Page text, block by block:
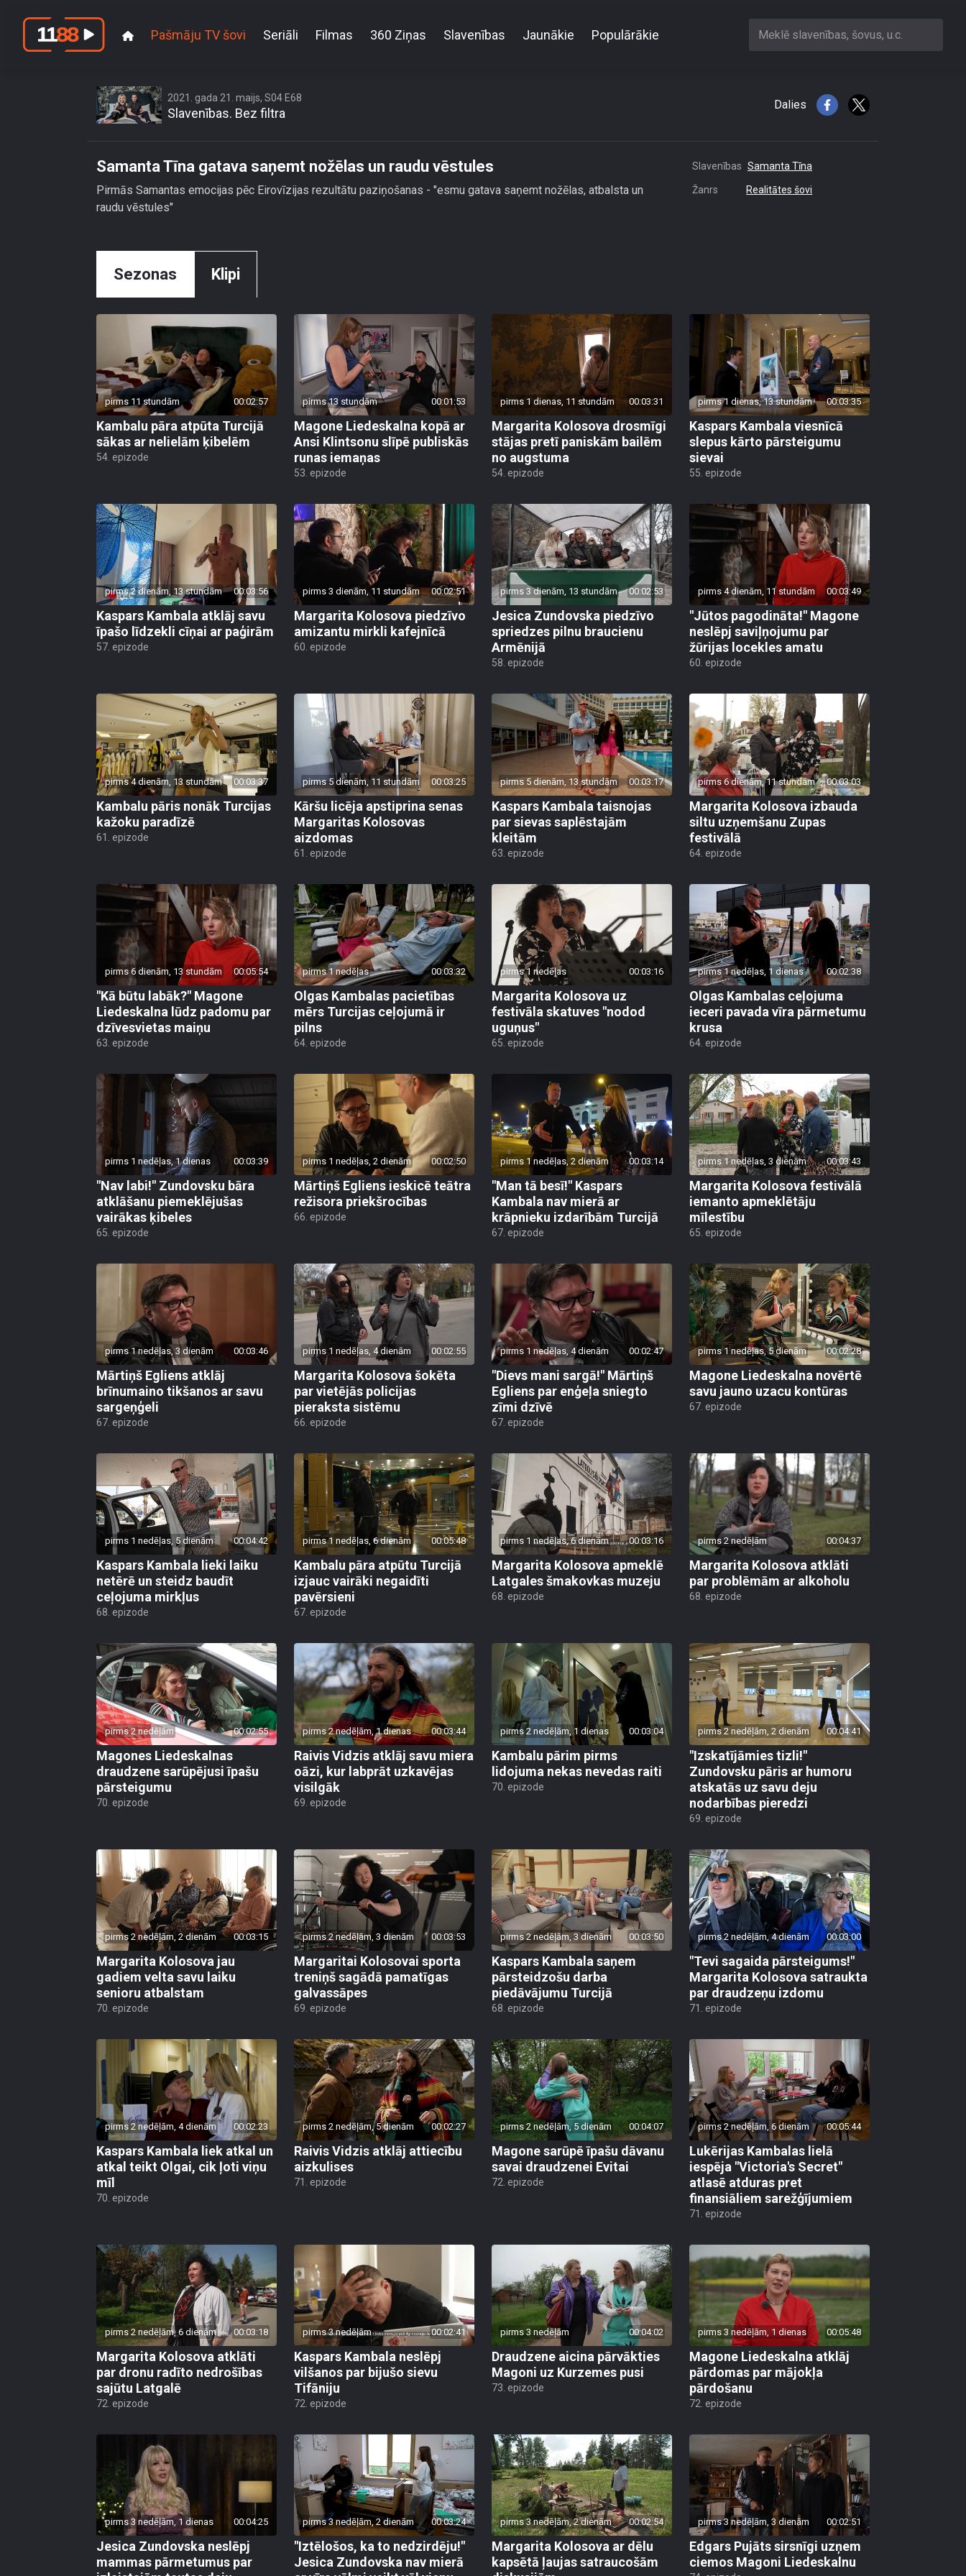
Pašmāju TV šovi Seriāli Filmas 360 Ziņas Slavenības Jaunākie Populārākie Meklē slavenības, šovus, u.c.
2021. gada 21. maijs, S04 E68
Slavenības. Bez filtra
Dalies
Samanta Tīna gatava saņemt nožēlas un raudu vēstules
Pirmās Samantas emocijas pēc Eirovīzijas rezultātu paziņošanas - "esmu gatava saņemt nožēlas, atbalsta un
raudu vēstules"
Slavenības Samanta Tīna
Žanrs Realitātes šovi
Sezonas Klipi
pirms 11 stundām 00:02:57
Kambalu pāra atpūta Turcijā
sākas ar nelielām ķibelēm
54. epizode
pirms 13 stundām 00:01:53
Magone Liedeskalna kopā ar
Ansi Klintsonu slīpē publiskās
runas iemaņas
53. epizode
pirms 1 dienas, 11 stundām 00:03:31
Margarita Kolosova drosmīgi
stājas pretī paniskām bailēm
no augstuma
54. epizode
pirms 1 dienas, 13 stundām 00:03:35
Kaspars Kambala viesnīcā
slepus kārto pārsteigumu
sievai
55. epizode
pirms 2 dienām, 13 stundām 00:03:56
Kaspars Kambala atklāj savu
īpašo līdzekli cīņai ar paģirām
57. epizode
pirms 3 dienām, 11 stundām 00:02:51
Margarita Kolosova piedzīvo
amizantu mirkli kafejnīcā
60. epizode
pirms 3 dienām, 13 stundām 00:02:53
Jesica Zundovska piedzīvo
spriedzes pilnu braucienu
Armēnijā
58. epizode
pirms 4 dienām, 11 stundām 00:03:49
"Jūtos pagodināta!" Magone
neslēpj saviļņojumu par
žūrijas locekles amatu
60. epizode
pirms 4 dienām, 13 stundām 00:03:37
Kambalu pāris nonāk Turcijas
kažoku paradīzē
61. epizode
pirms 5 dienām, 11 stundām 00:03:25
Kāršu licēja apstiprina senas
Margaritas Kolosovas
aizdomas
61. epizode
pirms 5 dienām, 13 stundām 00:03:17
Kaspars Kambala taisnojas
par sievas saplēstajām
kleitām
63. epizode
pirms 6 dienām, 11 stundām 00:03:03
Margarita Kolosova izbauda
siltu uzņemšanu Zupas
festivālā
64. epizode
pirms 6 dienām, 13 stundām 00:05:54
"Kā būtu labāk?" Magone
Liedeskalna lūdz padomu par
dzīvesvietas maiņu
63. epizode
pirms 1 nedēļas 00:03:32
Olgas Kambalas pacietības
mērs Turcijas ceļojumā ir
pilns
64. epizode
pirms 1 nedēļas 00:03:16
Margarita Kolosova uz
festivāla skatuves "nodod
uguņus"
65. epizode
pirms 1 nedēļas, 1 dienas 00:02:38
Olgas Kambalas ceļojuma
ieceri pavada vīra pārmetumu
krusa
64. epizode
pirms 1 nedēļas, 1 dienas 00:03:39
"Nav labi!" Zundovsku bāra
atklāšanu piemeklējušas
vairākas ķibeles
65. epizode
pirms 1 nedēļas, 2 dienām 00:02:50
Mārtiņš Egliens ieskicē teātra
režisora priekšrocības
66. epizode
pirms 1 nedēļas, 2 dienām 00:03:14
"Man tā besī!" Kaspars
Kambala nav mierā ar
krāpnieku izdarībām Turcijā
67. epizode
pirms 1 nedēļas, 3 dienām 00:03:43
Margarita Kolosova festivālā
iemanto apmeklētāju
mīlestību
65. epizode
pirms 1 nedēļas, 3 dienām 00:03:46
Mārtiņš Egliens atklāj
brīnumaino tikšanos ar savu
sargeņģeli
67. epizode
pirms 1 nedēļas, 4 dienām 00:02:55
Margarita Kolosova šokēta
par vietējās policijas
pieraksta sistēmu
66. epizode
pirms 1 nedēļas, 4 dienām 00:02:47
"Dievs mani sargā!" Mārtiņš
Egliens par enģeļa sniegto
zīmi dzīvē
67. epizode
pirms 1 nedēļas, 5 dienām 00:02:28
Magone Liedeskalna novērtē
savu jauno uzacu kontūras
67. epizode
pirms 1 nedēļas, 5 dienām 00:04:42
Kaspars Kambala lieki laiku
netērē un steidz baudīt
ceļojuma mirkļus
68. epizode
pirms 1 nedēļas, 6 dienām 00:05:48
Kambalu pāra atpūtu Turcijā
izjauc vairāki negaidīti
pavērsieni
67. epizode
pirms 1 nedēļas, 6 dienām 00:03:16
Margarita Kolosova apmeklē
Latgales šmakovkas muzeju
68. epizode
pirms 2 nedēļām 00:04:37
Margarita Kolosova atklāti
par problēmām ar alkoholu
68. epizode
pirms 2 nedēļām 00:02:55
Magones Liedeskalnas
draudzene sarūpējusi īpašu
pārsteigumu
70. epizode
pirms 2 nedēļām, 1 dienas 00:03:44
Raivis Vidzis atklāj savu miera
oāzi, kur labprāt uzkavējas
visilgāk
69. epizode
pirms 2 nedēļām, 1 dienas 00:03:04
Kambalu pārim pirms
lidojuma nekas nevedas raiti
70. epizode
pirms 2 nedēļām, 2 dienām 00:04:41
"Izskatījāmies tizli!"
Zundovsku pāris ar humoru
atskatās uz savu deju
nodarbības pieredzi
69. epizode
pirms 2 nedēļām, 2 dienām 00:03:15
Margarita Kolosova jau
gadiem velta savu laiku
senioru atbalstam
70. epizode
pirms 2 nedēļām, 3 dienām 00:03:53
Margaritai Kolosovai sporta
treniņš sagādā pamatīgas
galvassāpes
69. epizode
pirms 2 nedēļām, 3 dienām 00:03:50
Kaspars Kambala saņem
pārsteidzošu darba
piedāvājumu Turcijā
68. epizode
pirms 2 nedēļām, 4 dienām 00:03:00
"Tevi sagaida pārsteigums!"
Margarita Kolosova satraukta
par draudzeņu izdomu
71. epizode
pirms 2 nedēļām, 4 dienām 00:02:23
Kaspars Kambala liek atkal un
atkal teikt Olgai, cik ļoti viņu
mīl
70. epizode
pirms 2 nedēļām, 5 dienām 00:02:27
Raivis Vidzis atklāj attiecību
aizkulises
71. epizode
pirms 2 nedēļām, 5 dienām 00:04:07
Magone sarūpē īpašu dāvanu
savai draudzenei Evitai
72. epizode
pirms 2 nedēļām, 6 dienām 00:05:44
Lukērijas Kambalas lielā
iespēja "Victoria's Secret"
atlasē atduras pret
finansiāliem sarežģījumiem
71. epizode
pirms 2 nedēļām, 6 dienām 00:03:18
Margarita Kolosova atklāti
par dronu radīto nedrošības
sajūtu Latgalē
72. epizode
pirms 3 nedēļām 00:02:41
Kaspars Kambala neslēpj
vilšanos par bijušo sievu
Tifāniju
72. epizode
pirms 3 nedēļām 00:04:02
Draudzene aicina pārvākties
Magoni uz Kurzemes pusi
73. epizode
pirms 3 nedēļām, 1 dienas 00:05:48
Magone Liedeskalna atklāj
pārdomas par mājokļa
pārdošanu
72. epizode
pirms 3 nedēļām, 1 dienas 00:04:25
Jesica Zundovska neslēpj
mammas pārmetumus par
pirms 3 nedēļām, 2 dienām 00:03:24
"Iztēlošos, ka to nedzirdēju!"
Jesica Zundovska nav mierā
pirms 3 nedēļām, 2 dienām 00:02:54
Margarita Kolosova ar dēlu
kapsētā ļaujas satraucošām
pirms 3 nedēļām, 3 dienām 00:02:51
Edgars Pujāts sirsnīgi uzņem
ciemos Magoni Liedeskalnu